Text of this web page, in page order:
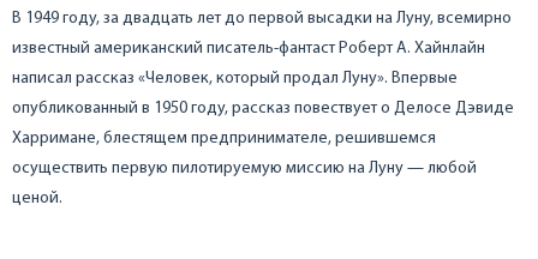
В 1949 году, за двадцать лет до первой высадки на Луну, всемирно
известный американский писатель-фантаст Роберт А. Хайнлайн
написал рассказ «Человек, который продал Луну». Впервые
опубликованный в 1950 году, рассказ повествует о Делосе Дэвиде
Харримане, блестящем предпринимателе, решившемся
осуществить первую пилотируемую миссию на Луну — любой
ценой.